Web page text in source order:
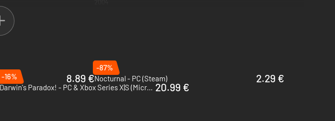
8.89 €
-87%
Nocturnal - PC (Steam)
2.29 €
-16%
Darwin's Paradox! - PC & Xbox Series X|S (Microsoft Store) 20.99 €